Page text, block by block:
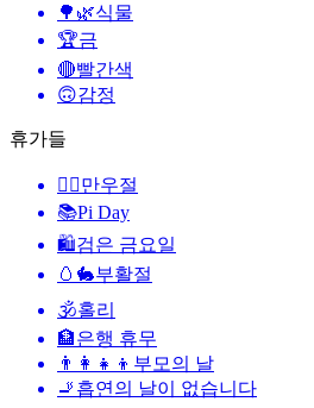
🌳🌿식물
🏆금
🔴빨간색
🙃감정
휴가들
🙆‍♂️만우절
📚Pi Day
🛍검은 금요일
🥚🐇부활절
🕉홀리
🏦은행 휴무
👨‍👩‍👧‍👦 부모의 날
🚬 흡연의 날이 없습니다